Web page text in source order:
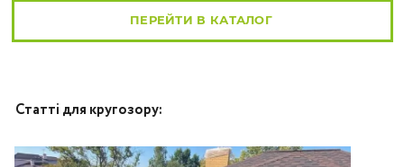
ПЕРЕЙТИ В КАТАЛОГ
Статті для кругозору: